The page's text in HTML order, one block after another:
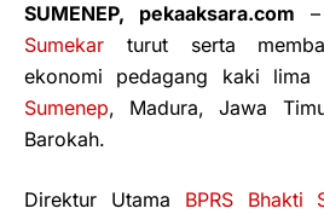
SUMENEP, pekaaksara.com
Sumekar turut serta
ekonomi pedagang kaki lima
Sumenep, Madura, Jawa
Barokah.
Direktur Utama BPRS Bhakti